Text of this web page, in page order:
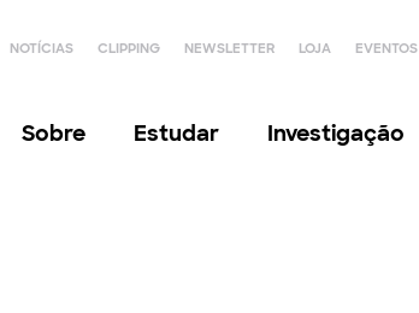
NOTÍCIAS CLIPPING NEWSLETTER LOJA EVENTOS
Sobre Estudar Investigação